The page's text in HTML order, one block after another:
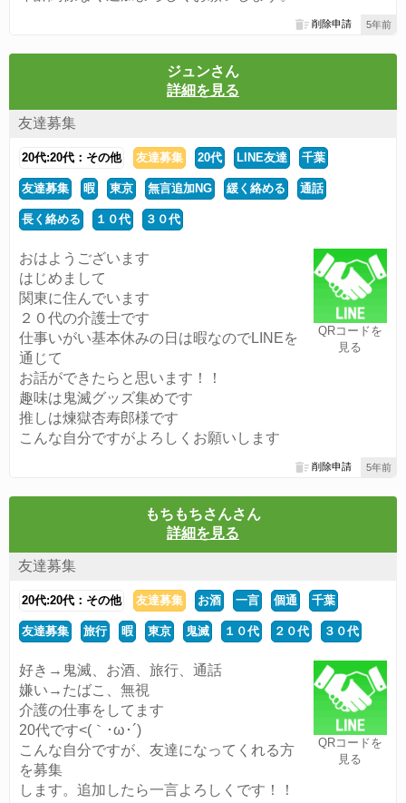
5年前
削除申請
ジュンさん
詳細を見る
友達募集
20代:20代：その他 友達募集 20代 LINE友達 千葉
友達募集 暇 東京 無言追加NG 緩く絡める 通話
長く絡める １０代 ３０代
QRコードを
見る
おはようございます
はじめまして
関東に住んでいます
２０代の介護士です
仕事いがい基本休みの日は暇なのでLINEを
通じて
お話ができたらと思います！！
趣味は鬼滅グッズ集めです
推しは煉獄杏寿郎様です
こんな自分ですがよろしくお願いします
5年前
削除申請
もちもちさんさん
詳細を見る
友達募集
20代:20代：その他 友達募集 お酒 一言 個通 千葉
友達募集 旅行 暇 東京 鬼滅 １０代 ２０代 ３０代
QRコードを
見る
好き→鬼滅、お酒、旅行、通話
嫌い→たばこ、無視
介護の仕事をしてます
20代です<(｀･ω･´)
こんな自分ですが、友達になってくれる方
を募集
します。追加したら一言よろしくです！！